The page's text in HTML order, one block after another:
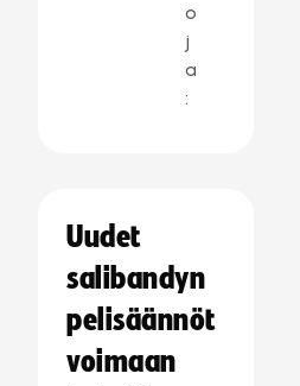
o
j
a
:
Uudet
salibandyn
pelisäännöt
voimaan